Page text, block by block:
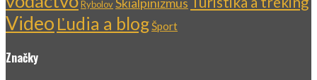
Rybolov
Video Ľudia a blogŠport
Značky